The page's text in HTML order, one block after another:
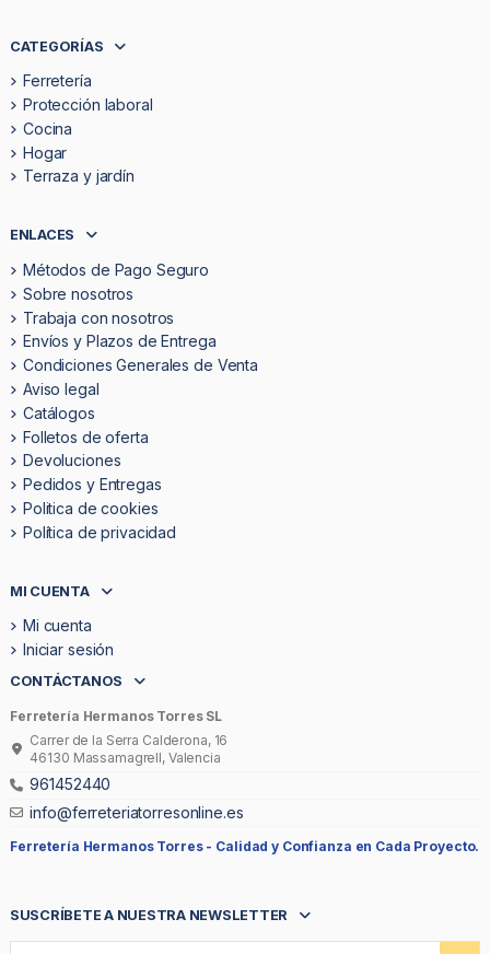
CATEGORÍAS
Ferretería
Protección laboral
Cocina
Hogar
Terraza y jardín
ENLACES
Métodos de Pago Seguro
Sobre nosotros
Trabaja con nosotros
Envíos y Plazos de Entrega
Condiciones Generales de Venta
Aviso legal
Catálogos
Folletos de oferta
Devoluciones
Pedidos y Entregas
Politica de cookies
Política de privacidad
MI CUENTA
Mi cuenta
Iniciar sesión
CONTÁCTANOS
Ferretería Hermanos Torres SL
Carrer de la Serra Calderona, 16
46130 Massamagrell, Valencia
961452440
info@ferreteriatorresonline.es
Ferretería Hermanos Torres - Calidad y Confianza en Cada Proyecto.
SUSCRÍBETE A NUESTRA NEWSLETTER